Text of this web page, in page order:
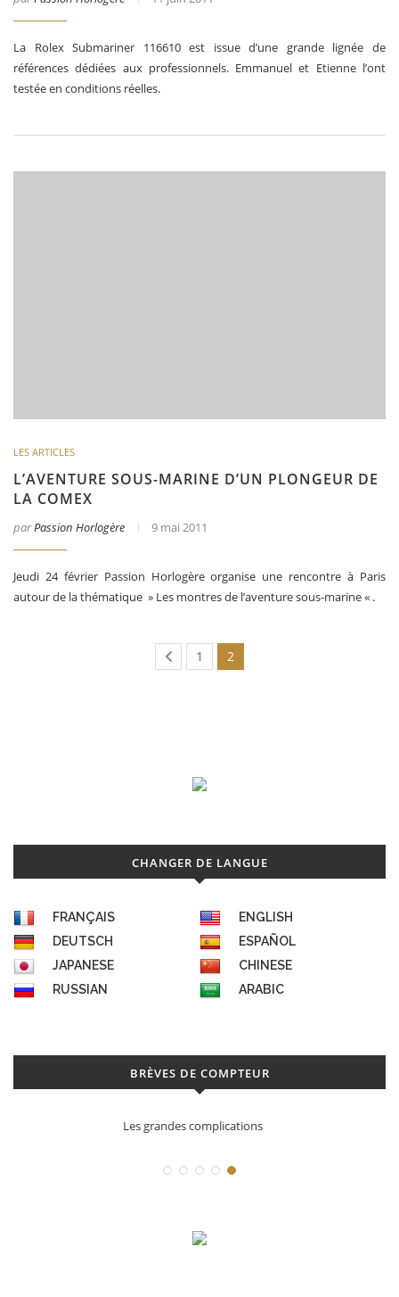
La Rolex Submariner 116610 est issue d’une grande lignée de
références dédiées aux professionnels. Emmanuel et Etienne l’ont
testée en conditions réelles.
LES ARTICLES
L’AVENTURE SOUS-MARINE D’UN PLONGEUR DE
LA COMEX
parPassion Horlogère 9 mai 2011
Jeudi 24 février Passion Horlogère organise une rencontre à Paris
autour de la thématique » Les montres de l’aventure sous-marine « .
1 2
CHANGER DE LANGUE
FRANÇAIS
ENGLISH
DEUTSCH
ESPAÑOL
JAPANESE
CHINESE
RUSSIAN
ARABIC
BRÈVES DE COMPTEUR
Déconstruction Parmigiani Fleurier